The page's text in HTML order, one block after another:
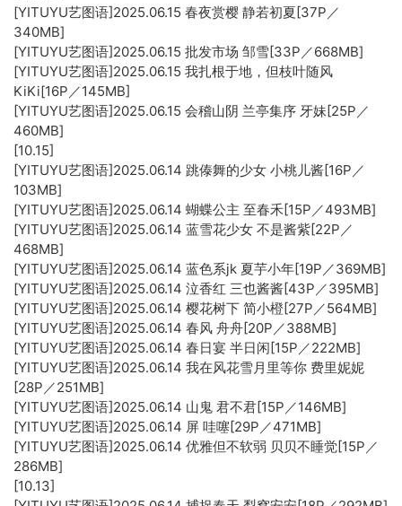
[YITUYU艺图语]2025.06.15 春夜赏樱 静若初夏[37P／
340MB]
[YITUYU艺图语]2025.06.15 批发市场 邹雪[33P／668MB]
[YITUYU艺图语]2025.06.15 我扎根于地，但枝叶随风
KiKi[16P／145MB]
[YITUYU艺图语]2025.06.15 会稽山阴 兰亭集序 牙妹[25P／
460MB]
[10.15]
[YITUYU艺图语]2025.06.14 跳傣舞的少女 小桃儿酱[16P／
103MB]
[YITUYU艺图语]2025.06.14 蝴蝶公主 至春禾[15P／493MB]
[YITUYU艺图语]2025.06.14 蓝雪花少女 不是酱紫[22P／
468MB]
[YITUYU艺图语]2025.06.14 蓝色系jk 夏芋小年[19P／369MB]
[YITUYU艺图语]2025.06.14 泣香红 三也酱酱[43P／395MB]
[YITUYU艺图语]2025.06.14 樱花树下 简小橙[27P／564MB]
[YITUYU艺图语]2025.06.14 春风 舟舟[20P／388MB]
[YITUYU艺图语]2025.06.14 春日宴 半日闲[15P／222MB]
[YITUYU艺图语]2025.06.14 我在风花雪月里等你 费里妮妮
[28P／251MB]
[YITUYU艺图语]2025.06.14 山鬼 君不君[15P／146MB]
[YITUYU艺图语]2025.06.14 屏 哇噻[29P／471MB]
[YITUYU艺图语]2025.06.14 优雅但不软弱 贝贝不睡觉[15P／
286MB]
[10.13]